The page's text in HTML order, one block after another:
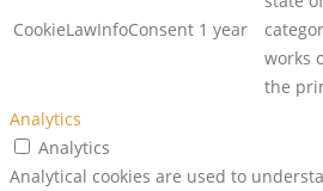
CookieLawInfoConsent 1 year
works
the
Analytics
Analytics
Analytical cookies are used to